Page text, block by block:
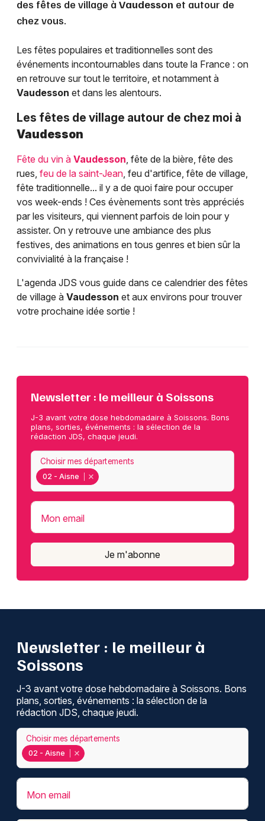
des fêtes de village à Vaudesson et autour de
chez vous.
Les fêtes populaires et traditionnelles sont des
événements incontournables dans toute la France : on
en retrouve sur tout le territoire, et notamment à
Vaudesson et dans les alentours.
Les fêtes de village autour de chez moi à
Vaudesson
Fête du vin à Vaudesson, fête de la bière, fête des
rues, feu de la saint-Jean, feu d'artifice, fête de village,
fête traditionnelle... il y a de quoi faire pour occuper
vos week-ends ! Ces évènements sont très appréciés
par les visiteurs, qui viennent parfois de loin pour y
assister. On y retrouve une ambiance des plus
festives, des animations en tous genres et bien sûr la
convivialité à la française !
L'agenda JDS vous guide dans ce calendrier des fêtes
de village à Vaudesson et aux environs pour trouver
votre prochaine idée sortie !
Newsletter : le meilleur à Soissons
J-3 avant votre dose hebdomadaire à Soissons. Bons
plans, sorties, événements : la sélection de la
rédaction JDS, chaque jeudi.
02 - Aisne
Choisir mes départements
Mon email
Je m'abonne
Newsletter : le meilleur à
Soissons
J-3 avant votre dose hebdomadaire à Soissons. Bons
plans, sorties, événements : la sélection de la
rédaction JDS, chaque jeudi.
02 - Aisne
Choisir mes départements
Mon email